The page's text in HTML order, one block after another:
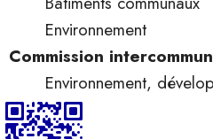
Environnement
Commission
Environnement,